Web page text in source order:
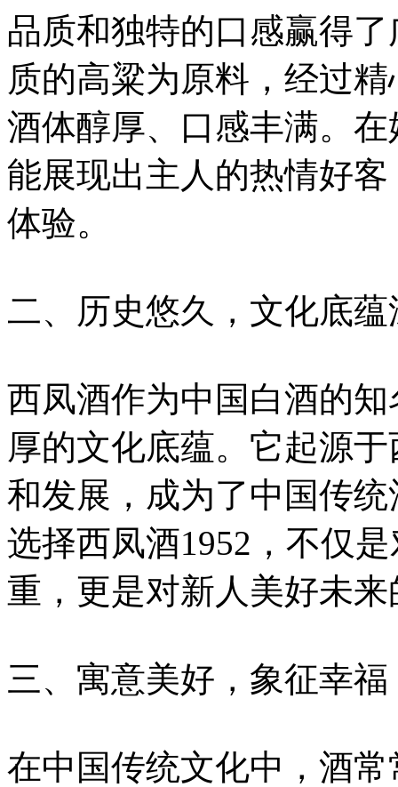
品质和独特的口感赢得
质的高粱为原料，经过
酒体醇厚、口感丰满。
能展现出主人的热情好
体验。
二、历史悠久，文化底蕴
西凤酒作为中国白酒的
厚的文化底蕴。它起源
和发展，成为了中国传
选择西凤酒1952，不仅
重，更是对新人美好未
三、寓意美好，象征幸福
在中国传统文化中，酒